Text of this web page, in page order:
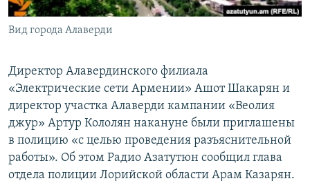
Вид города Алаверди
Директор Алавердинского филиала
«Электрические сети Армении» Ашот Шакарян и
директор участка Алаверди кампании «Веолия
джур» Артур Кололян накануне были приглашены
в полицию «с целью проведения разъяснительной
работы». Об этом Радио Азатутюн сообщил глава
отдела полиции Лорийской области Арам Казарян.